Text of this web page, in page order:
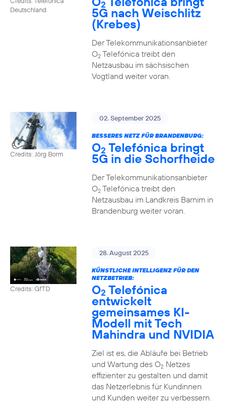
Deutschland
2
5G nach Weischlitz
(Krebes)
Der Telekommunikationsanbieter
O2Telefónica treibt den
Netzausbau im sächsischen
Vogtland weiter voran.
Credits: Jörg Borm
02. September 2025
BESSERES NETZ FÜR BRANDENBURG:
O2 Telefónica bringt
5G in die Schorfheide
Der Telekommunikationsanbieter
O2Telefónica treibt den
Netzausbau im Landkreis Barnim in
Brandenburg weiter voran.
Credits: GfTD
28. August 2025
KÜNSTLICHE INTELLIGENZ FÜR DEN
NETZBETRIEB:
O2 Telefónica
entwickelt
gemeinsames KI-
Modell mit Tech
Mahindra und NVIDIA
Ziel ist es, die Abläufe bei Betrieb
und Wartung des O2Netzes
effizienter zu gestalten und damit
das Netzerlebnis für Kundinnen
und Kunden weiter zu verbessern.